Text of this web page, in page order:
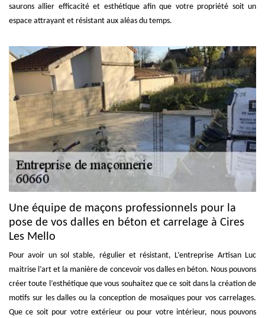
saurons allier efficacité et esthétique afin que votre propriété soit un
espace attrayant et résistant aux aléas du temps.
Une équipe de maçons professionnels pour la
pose de vos dalles en béton et carrelage à Cires
Les Mello
Pour avoir un sol stable, régulier et résistant, L’entreprise Artisan Luc
maitrise l’art et la manière de concevoir vos dalles en béton. Nous pouvons
créer toute l’esthétique que vous souhaitez que ce soit dans la création de
motifs sur les dalles ou la conception de mosaïques pour vos carrelages.
Que ce soit pour votre extérieur ou pour votre intérieur, nous pouvons